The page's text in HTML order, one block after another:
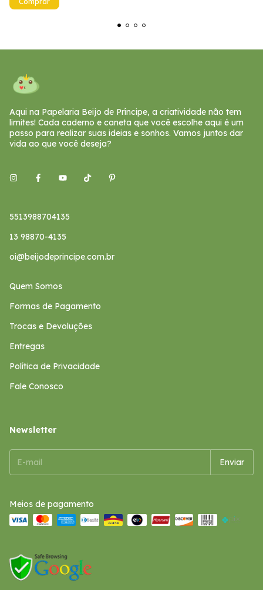
Aqui na Papelaria Beijo de Príncipe, a criatividade não tem
limites! Cada caderno e caneta que você escolhe aqui é um
passo para realizar suas ideias e sonhos. Vamos juntos dar
vida ao que você deseja?
5513988704135
13 98870-4135
oi@beijodeprincipe.com.br
Quem Somos
Formas de Pagamento
Trocas e Devoluções
Entregas
Política de Privacidade
Fale Conosco
Newsletter
Meios de pagamento